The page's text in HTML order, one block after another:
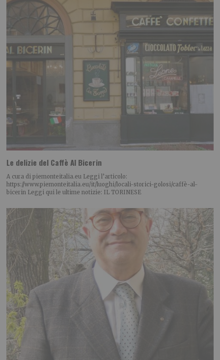
Le delizie del Caffè Al Bicerin
A cura di piemonteitalia.eu Leggi l’articolo:
https://www.piemonteitalia.eu/it/luoghi/locali-storici-golosi/caffè-al-
bicerin Leggi qui le ultime notizie: IL TORINESE